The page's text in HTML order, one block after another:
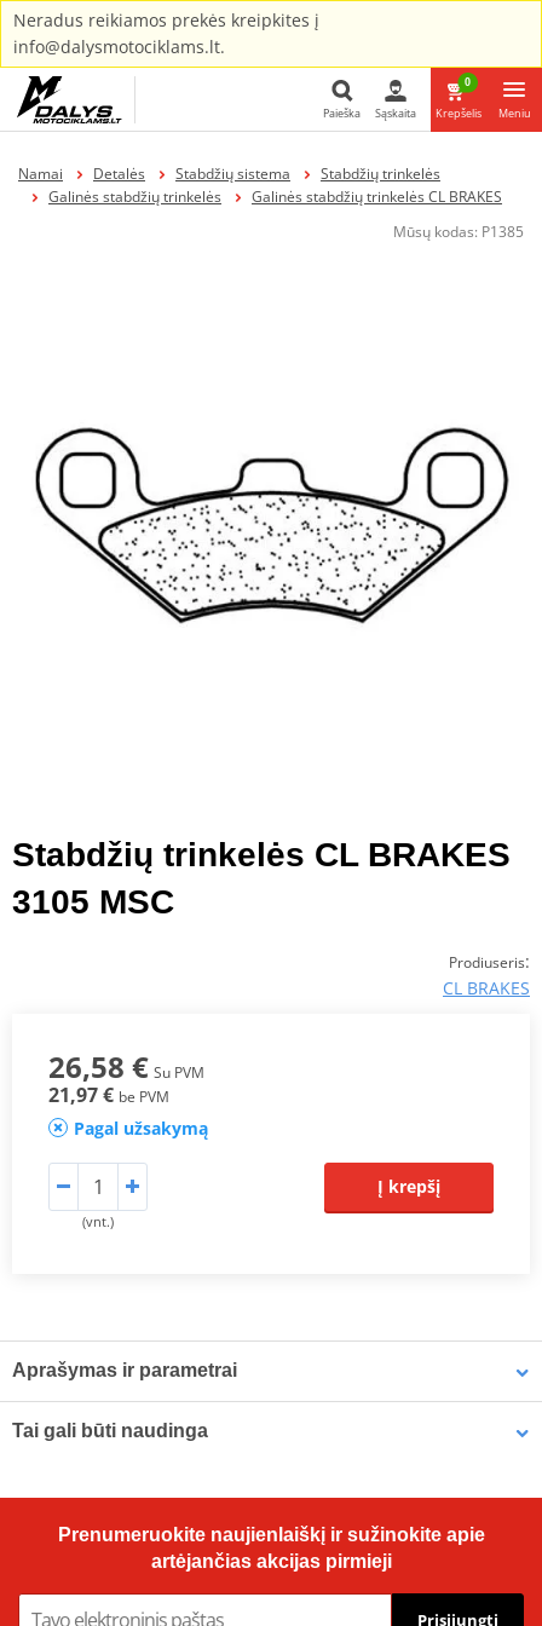
Neradus reikiamos prekės kreipkites į
info@dalysmotociklams.lt.
Paieška Sąskaita
0
Krepšelis Meniu
Namai Detalės Stabdžių sistema
Stabdžių trinkelės
Galinės stabdžių trinkelės
Galinės stabdžių trinkelės CL BRAKES
Mūsų kodas: P1385
Stabdžių trinkelės CL BRAKES
3105 MSC
Prodiuseris:
CL BRAKES
26,58 € Su PVM
21,97 € be PVM
Pagal užsakymą
(vnt.)
Į krepšį
Aprašymas ir parametrai
Also used for TGV trains, wind turbines, and helicopters
Made in France since 1996
contains at least ten components (bronze, ceramic, graphite, etc.).
Tai gali būti naudinga
ml (ideal for workshops)
Prenumeruokite naujienlaiškį ir sužinokite apie
artėjančias akcijas pirmieji
Prisijungti